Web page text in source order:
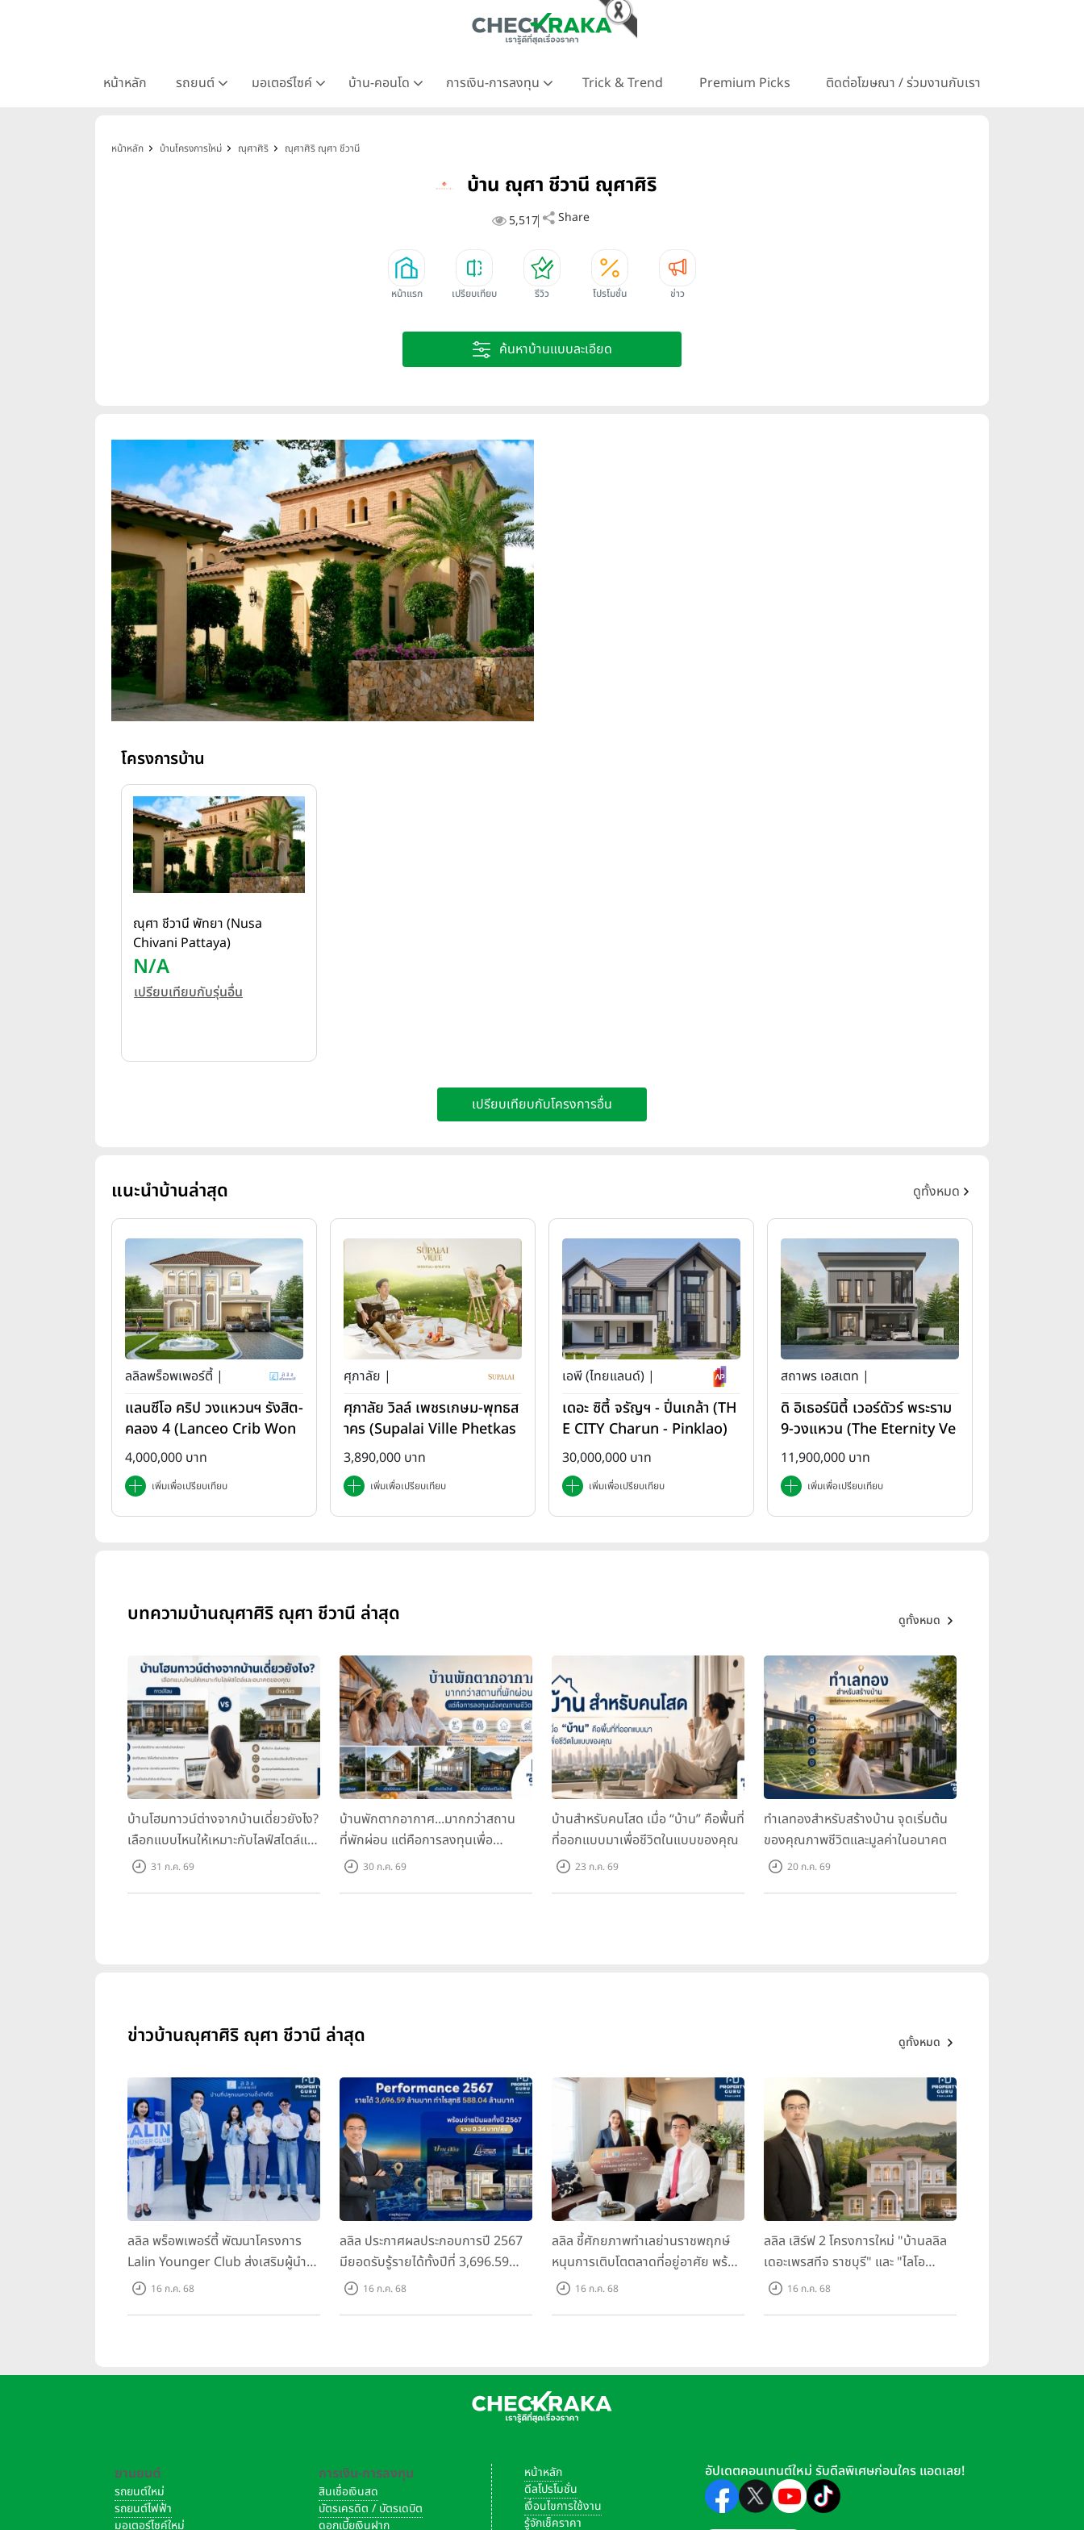
หน้าหลัก รถยนต์ มอเตอร์ไซค์ บ้าน-คอนโด การเงิน-การลงทุน Trick & Trend Premium Picks ติดต่อโฆษณา / ร่วมงานกับเรา
หน้าหลัก บ้านโครงการใหม่ ณุศาศิริ ณุศาศิริ ณุศา ชีวานี
บ้าน ณุศา ชีวานี ณุศาศิริ
5,517 Share
หน้าแรก เปรียบเทียบ รีวิว โปรโมชั่น ข่าว
ค้นหาบ้านแบบละเอียด
โครงการบ้าน
ณุศา ชีวานี พัทยา (Nusa
Chivani Pattaya)
N/A
เปรียบเทียบกับรุ่นอื่น
เปรียบเทียบกับโครงการอื่น
แนะนำบ้านล่าสุด ดูทั้งหมด
ลลิลพร็อพเพอร์ตี้ |
แลนซีโอ คริป วงแหวนฯ รังสิต-
คลอง 4 (Lanceo Crib Won
gwan Rangsit-Khlong4)
4,000,000 บาท
เพิ่มเพื่อเปรียบเทียบ
ศุภาลัย |
ศุภาลัย วิลล์ เพชรเกษม-พุทธส
าคร (Supalai Ville Phetkas
em-Phutthasakorn)
3,890,000 บาท
เพิ่มเพื่อเปรียบเทียบ
เอพี (ไทยแลนด์) |
เดอะ ซิตี้ จรัญฯ - ปิ่นเกล้า (TH
E CITY Charun - Pinklao)
30,000,000 บาท
เพิ่มเพื่อเปรียบเทียบ
สถาพร เอสเตท |
ดิ อิเธอร์นิตี้ เวอร์ดัวร์ พระราม
9-วงแหวน (The Eternity Ve
rdure Rama 9-Wongwae
n)
11,900,000 บาท
เพิ่มเพื่อเปรียบเทียบ
บทความบ้านณุศาศิริ ณุศา ชีวานี ล่าสุด ดูทั้งหมด
บ้านโฮมทาวน์ต่างจากบ้านเดี่ยวยังไง?
เลือกแบบไหนให้เหมาะกับไลฟ์สไตล์และ
อนาคตของคุณ
31 ก.ค. 69
บ้านพักตากอากาศ...มากกว่าสถาน
ที่พักผ่อน แต่คือการลงทุนเพื่อ
คุณภาพชีวิต
30 ก.ค. 69
บ้านสำหรับคนโสด เมื่อ “บ้าน” คือพื้นที่
ที่ออกแบบมาเพื่อชีวิตในแบบของคุณ
23 ก.ค. 69
ทำเลทองสำหรับสร้างบ้าน จุดเริ่มต้น
ของคุณภาพชีวิตและมูลค่าในอนาคต
20 ก.ค. 69
ข่าวบ้านณุศาศิริ ณุศา ชีวานี ล่าสุด ดูทั้งหมด
ลลิล พร็อพเพอร์ตี้ พัฒนาโครงการ
Lalin Younger Club ส่งเสริมผู้นำ
รุ่นใหม่ พัฒนาองค์กรสู่อนาคต
16 ก.ค. 68
ลลิล ประกาศผลประกอบการปี 2567
มียอดรับรู้รายได้ทั้งปีที่ 3,696.59
ล้านบาท กำไรสุทธิ 588.04 ล้านบาท
16 ก.ค. 68
ลลิล ชี้ศักยภาพทำเลย่านราชพฤกษ์
หนุนการเติบโตตลาดที่อยู่อาศัย พร้อม
เปิดตัวโครงการใหม่ "ไลโอ
16 ก.ค. 68
ลลิล เสิร์ฟ 2 โครงการใหม่ "บ้านลลิล
เดอะเพรสทีจ ราชบุรี" และ "ไลโอ
ราชบุรี" บ้าน และทาวน์โฮมสไตล์
16 ก.ค. 68
ยานยนต์
รถยนต์ใหม่
รถยนต์ไฟฟ้า
มอเตอร์ไซค์ใหม่
การเงิน-การลงทุน
สินเชื่อเงินสด
บัตรเครดิต / บัตรเดบิต
ดอกเบี้ยเงินฝาก
หน้าหลัก
ดีลโปรโมชั่น
เงื่อนไขการใช้งาน
รู้จักเช็คราคา
อัปเดตคอนเทนต์ใหม่ รับดีลพิเศษก่อนใคร แอดเลย!